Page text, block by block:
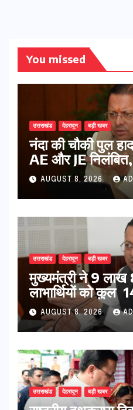
You missed
उत्तराखंड देहरादून बड़ी खबर
नंदा की चौकी पुल
AE और JE निलंबित,
पर सख्त कार्रवाई
AUGUST 8, 2026
उत्तराखंड देहरादून बड़ी खबर
मुख्यमंत्री ने 9 लाख
लाभार्थियों को कुल
की पेंशन राशि का
AUGUST 8, 2026
उत्तराखंड देहरादून बड़ी खबर